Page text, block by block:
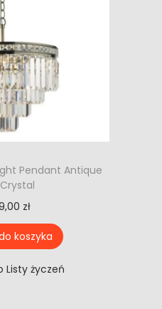
Pendant Antique
zł
koszyka
Listy życzeń